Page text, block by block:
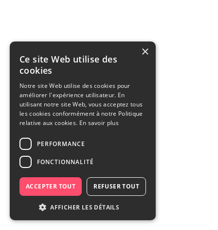
×
Ce site Web utilise des
cookies
Notre site Web utilise des cookies pour
améliorer l'expérience utilisateur. En
utilisant notre site Web, vous acceptez tous
les cookies conformément à notre Politique
relative aux cookies. En savoir plus
PERFORMANCE
FONCTIONNALITÉ
ACCEPTER TOUT REFUSER TOUT
AFFICHER LES DÉTAILS